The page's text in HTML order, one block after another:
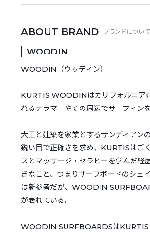
ABOUT BRAND
WOODIN
WOODIN（ウッディン）
KURTIS WOODINはカリフォルニア
れるテラマーやその周辺でサーフィン
大工と建築を家業とするサンディアン
鋭い目で正確さを求め、KURTISはご
スとマッサージ・セラピーを学んだ経
きなこと、つまりサーフボードのシェ
は新参者だが、WOODIN
が表れている。
WOODIN SURFBOARDSはKURTIS